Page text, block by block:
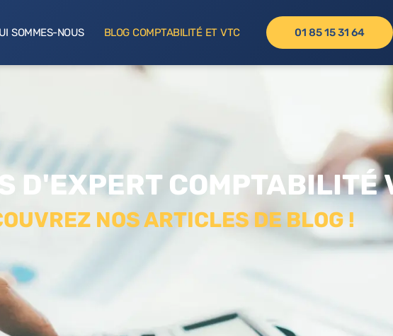
SOMMES-NOUS BLOG COMPTABILITÉ ET VTC 01 85 15 31 64
D'EXPERT COMPTABILITÉ
NOS ARTICLES DE BLOG !